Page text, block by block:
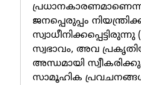
ജനപ്പെരുപ്പം
സ്വഭാവം, അവ
അന്ധമായി
സാമൂഹിക